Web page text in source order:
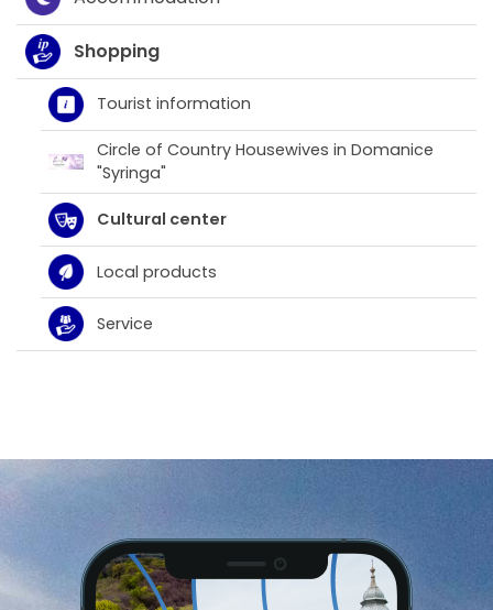
Shopping
Tourist information
Circle of Country Housewives in Domanice
"Syringa"
Cultural center
Local products
Service